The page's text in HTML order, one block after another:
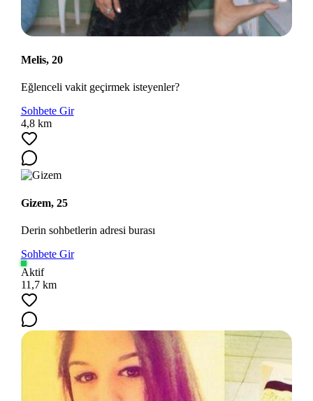
Melis, 20
Eğlenceli vakit geçirmek isteyenler?
Sohbete Gir
4,8 km
Gizem, 25
Derin sohbetlerin adresi burası
Sohbete Gir
Aktif
11,7 km